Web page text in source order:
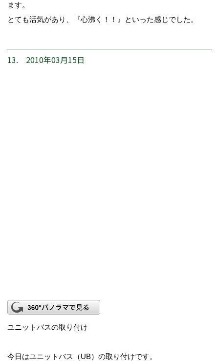
ます。
とても活気があり、『心沸く！！』といった感じでした。
13. 2010年03月15日
ユニットバスの取り付け
今日はユニットバス（UB）の取り付けです。